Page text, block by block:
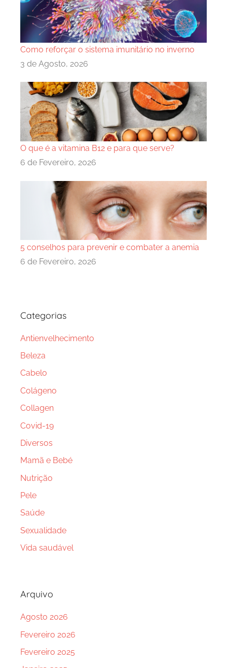
Como reforçar o sistema imunitário no inverno
3 de Agosto, 2026
O que é a vitamina B12 e para que serve?
6 de Fevereiro, 2026
5 conselhos para prevenir e combater a anemia
6 de Fevereiro, 2026
Categorias
Antienvelhecimento
Beleza
Cabelo
Colágeno
Collagen
Covid-19
Diversos
Mamã e Bebé
Nutrição
Pele
Saúde
Sexualidade
Vida saudável
Arquivo
Agosto 2026
Fevereiro 2026
Fevereiro 2025